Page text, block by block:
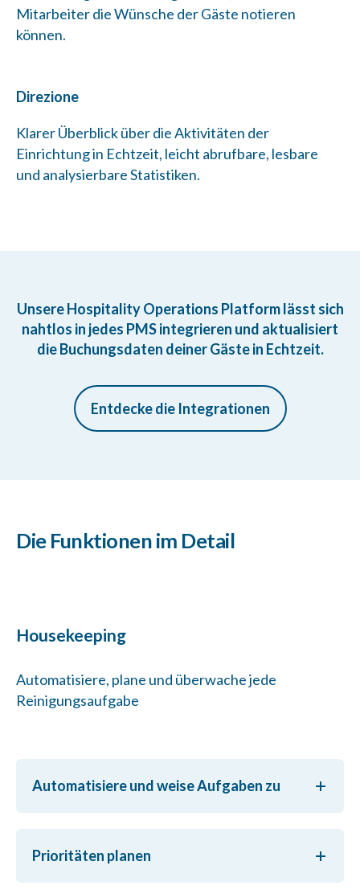
Mitarbeiter die Wünsche der Gäste notieren
können.
Direzione
Klarer Überblick über die Aktivitäten der
Einrichtung in Echtzeit, leicht abrufbare, lesbare
und analysierbare Statistiken.
Unsere Hospitality Operations Platform lässt sich
nahtlos in jedes PMS integrieren und aktualisiert
die Buchungsdaten deiner Gäste in Echtzeit.
Entdecke die Integrationen
Die Funktionen im Detail
Housekeeping
Automatisiere, plane und überwache jede
Reinigungsaufgabe
Automatisiere und weise Aufgaben zu
Prioritäten planen